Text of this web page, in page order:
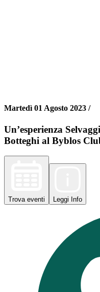
Martedì 01 Agosto 2023 /
Un’esperienza
Botteghi al Byblos
Trova eventi Leggi Info